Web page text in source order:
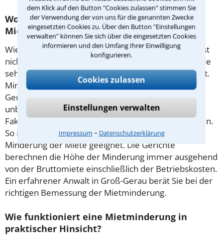
dem Klick auf den Button "Cookies zulassen" stimmen Sie
der Verwendung der von uns für die genannten Zwecke
eingesetzten Cookies zu. Über den Button "Einstellungen
verwalten" können Sie sich über die eingesetzten Cookies
informieren und den Umfang Ihrer Einwilligung
konfigurieren.
Cookies zulassen
Einstellungen verwalten
Impressum ⁃ Datenschutzerklärung
Wonach richtet sich die Höhe der
Mietminderung?
Wie hoch die Minderung der Miete ausfallen kann, ist
nicht gesetzlich geregelt. Dies richtet sich danach, wie
sehr im Einzelfall die Wohnnutzung beeinträchtigt ist.
Minderungstabellen listen Beispiele aus
Gerichtsurteilen auf. Diese können jedoch nicht
unbedingt auf Ihren Fall übertragen werden. Auch
Faktoren wie die Jahreszeit können eine Rolle spielen.
So ist ein Heizungsausfall im Sommer kaum zur
Minderung der Miete geeignet. Die Gerichte
berechnen die Höhe der Minderung immer ausgehend
von der Bruttomiete einschließlich der Betriebskosten.
Ein erfahrener Anwalt in Groß-Gerau berät Sie bei der
richtigen Bemessung der Mietminderung.
Wie funktioniert eine Mietminderung in
praktischer Hinsicht?